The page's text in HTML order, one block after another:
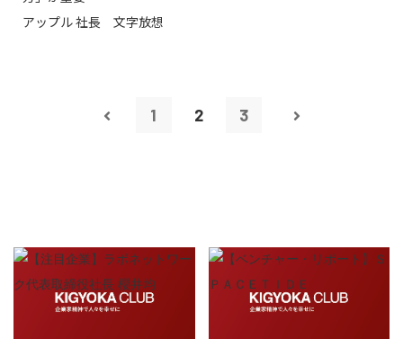
アップル 社長 文字放想
1 2 3